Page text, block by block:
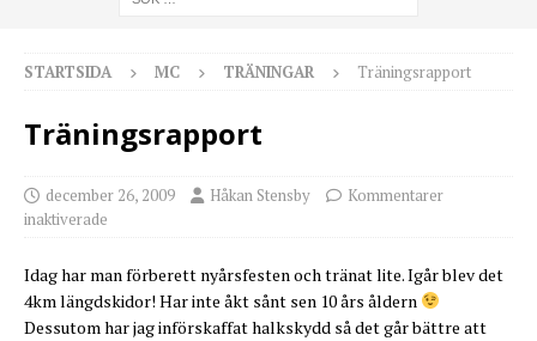
STARTSIDA MC TRÄNINGAR Träningsrapport
Träningsrapport
december 26, 2009 Håkan Stensby
Kommentarer
inaktiverade
Idag har man förberett nyårsfesten och tränat lite. Igår blev det
4km längdskidor! Har inte åkt sånt sen 10 års åldern
Dessutom har jag införskaffat halkskydd så det går bättre att